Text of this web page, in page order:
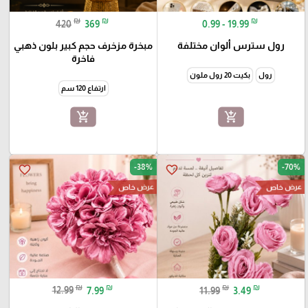
0.99 - 19.99 ₪
رول سترس ألوان مختلفة
رول بكيت 20 رول ملون
add_shopping_cart
420 ₪ 369 ₪
مبخرة مزخرف حجم كبير بلون ذهبي
فاخرة
ارتفاع 120 سم
add_shopping_cart
favorite_border -70%
عرض خاص
11.99 ₪ 3.49 ₪
favorite_border -38%
عرض خاص
12.99 ₪ 7.99 ₪